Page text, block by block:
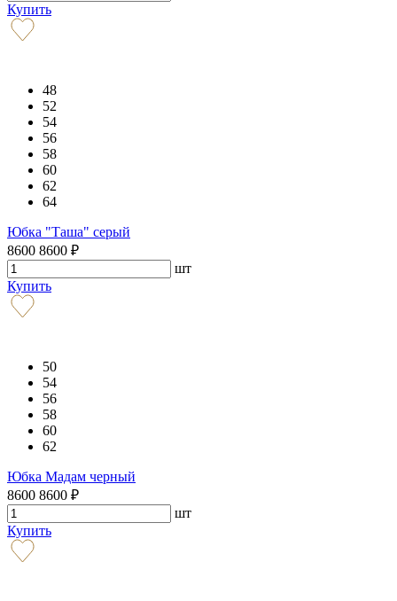
Купить
48
52
54
56
58
60
62
64
Юбка "Таша" серый
8600 8600 ₽
шт
Купить
50
54
56
58
60
62
Юбка Мадам черный
8600 8600 ₽
шт
Купить